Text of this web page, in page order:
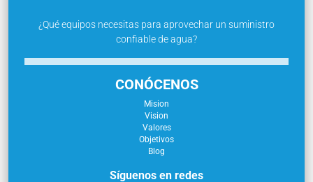
¿Qué equipos necesitas para aprovechar un suministro
confiable de agua?
CONÓCENOS
Mision
Vision
Valores
Objetivos
Blog
Síguenos en redes